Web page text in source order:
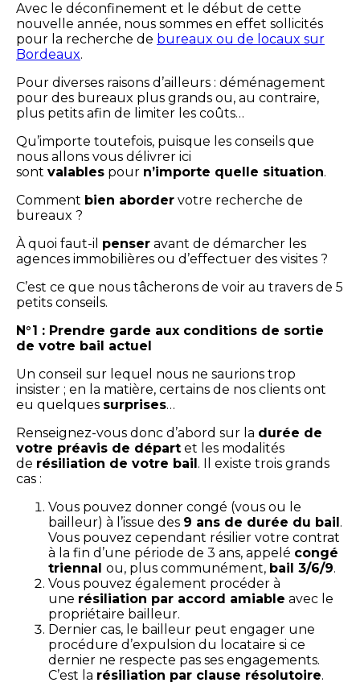
Avec le déconfinement et le début de cette
nouvelle année, nous sommes en effet sollicités
pour la recherche de bureaux ou de locaux sur
Bordeaux.
Pour diverses raisons d’ailleurs : déménagement
pour des bureaux plus grands ou, au contraire,
plus petits afin de limiter les coûts…
Qu’importe toutefois, puisque les conseils que
nous allons vous délivrer ici
sont valables pour n’importe quelle situation.
Comment bien aborder votre recherche de
bureaux ?
À quoi faut-il penser avant de démarcher les
agences immobilières ou d’effectuer des visites ?
C’est ce que nous tâcherons de voir au travers de 5
petits conseils.
N°1 : Prendre garde aux conditions de sortie
de votre bail actuel
Un conseil sur lequel nous ne saurions trop
insister ; en la matière, certains de nos clients ont
eu quelques surprises…
Renseignez-vous donc d’abord sur la durée de
votre préavis de départ et les modalités
de résiliation de votre bail. Il existe trois grands
cas :
Vous pouvez donner congé (vous ou le
bailleur) à l’issue des 9 ans de durée du bail.
Vous pouvez cependant résilier votre contrat
à la fin d’une période de 3 ans, appelé congé
triennal ou, plus communément, bail 3/6/9.
Vous pouvez également procéder à
une résiliation par accord amiable avec le
propriétaire bailleur.
Dernier cas, le bailleur peut engager une
procédure d’expulsion du locataire si ce
dernier ne respecte pas ses engagements.
C’est la résiliation par clause résolutoire.